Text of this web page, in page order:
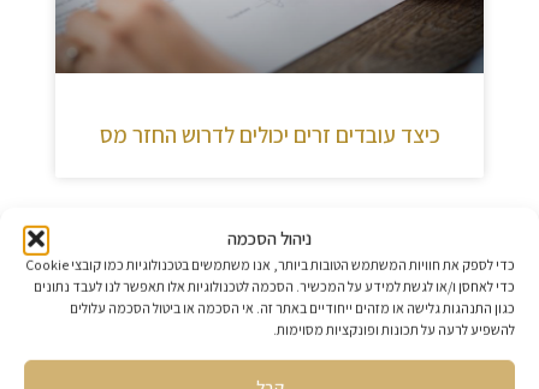
ניהול הסכמה
כדי לספק את חוויות המשתמש הטובות ביותר, אנו משתמשים בטכנולוגיות כמו קובצי Cookie
כדי לאחסן ו/או לגשת למידע על המכשיר. הסכמה לטכנולוגיות אלו תאפשר לנו לעבד נתונים
כגון התנהגות גלישה או מזהים ייחודיים באתר זה. אי הסכמה או ביטול הסכמה עלולים
להשפיע לרעה על תכונות ופונקציות מסוימות.
כיצד עובדים זרים יכולים לדרוש החזר מס